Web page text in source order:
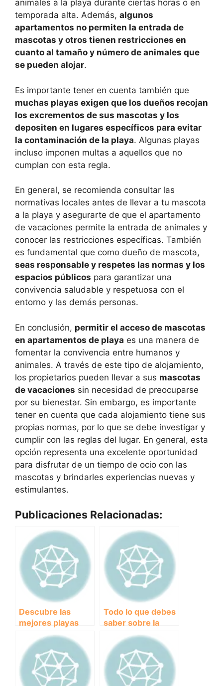
animales a la playa durante ciertas horas o en
temporada alta. Además, algunos
apartamentos no permiten la entrada de
mascotas y otros tienen restricciones en
cuanto al tamaño y número de animales que
se pueden alojar.
Es importante tener en cuenta también que
muchas playas exigen que los dueños recojan
los excrementos de sus mascotas y los
depositen en lugares específicos para evitar
la contaminación de la playa. Algunas playas
incluso imponen multas a aquellos que no
cumplan con esta regla.
En general, se recomienda consultar las
normativas locales antes de llevar a tu mascota
a la playa y asegurarte de que el apartamento
de vacaciones permite la entrada de animales y
conocer las restricciones específicas. También
es fundamental que como dueño de mascota,
seas responsable y respetes las normas y los
espacios públicos para garantizar una
convivencia saludable y respetuosa con el
entorno y las demás personas.
En conclusión, permitir el acceso de mascotas
en apartamentos de playa es una manera de
fomentar la convivencia entre humanos y
animales. A través de este tipo de alojamiento,
los propietarios pueden llevar a sus mascotas
de vacaciones sin necesidad de preocuparse
por su bienestar. Sin embargo, es importante
tener en cuenta que cada alojamiento tiene sus
propias normas, por lo que se debe investigar y
cumplir con las reglas del lugar. En general, esta
opción representa una excelente oportunidad
para disfrutar de un tiempo de ocio con las
mascotas y brindarles experiencias nuevas y
estimulantes.
Publicaciones Relacionadas:
Descubre las
mejores playas
para llevar a tu
perro en Alicante
Todo lo que debes
saber sobre la
historia y
características del
Pitbull, una raza de
perro
incomprendida